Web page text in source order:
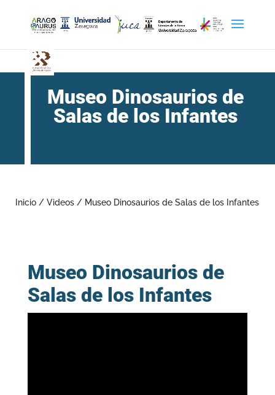
Museo Dinosaurios de
Salas de los Infantes
Inicio / Videos / Museo Dinosaurios de Salas de los Infantes
Museo Dinosaurios de
Salas de los Infantes